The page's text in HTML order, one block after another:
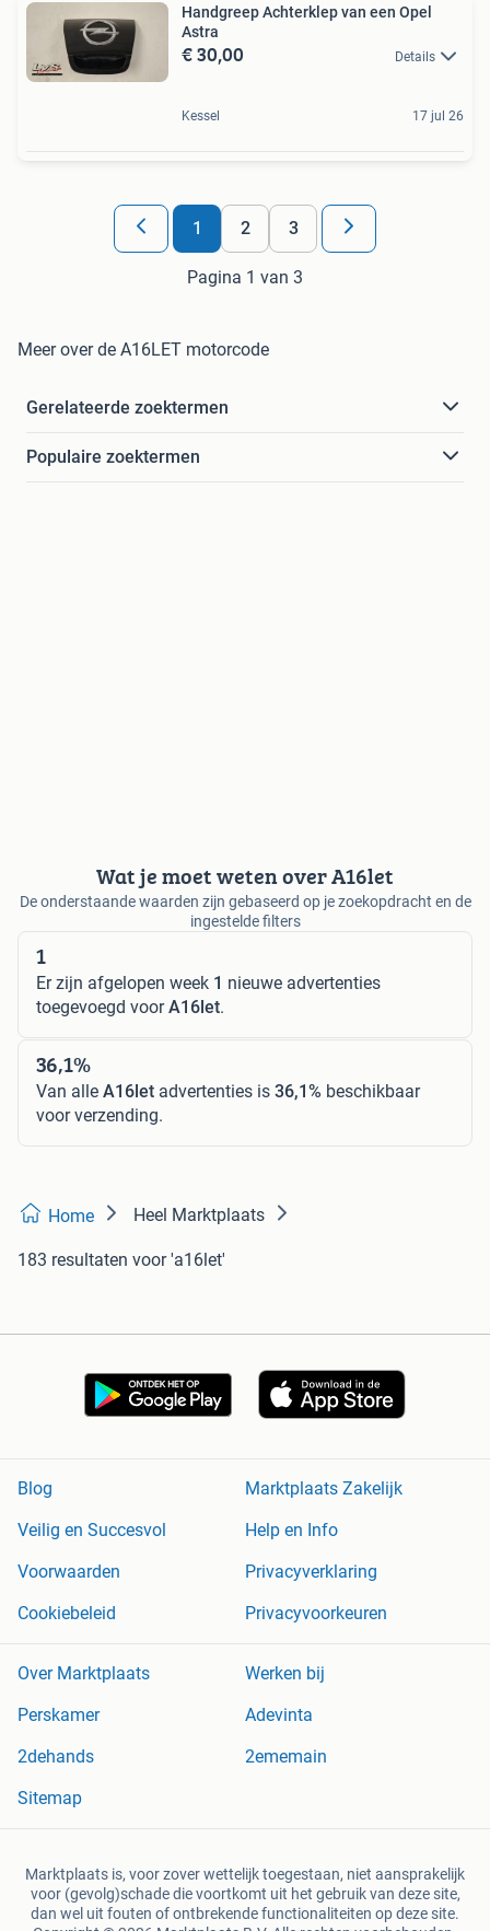
Handgreep Achterklep van een Opel
Astra
€ 30,00 Details
Kessel 17 jul 26
1 2 3
Pagina 1 van 3
Meer over de A16LET motorcode
Gerelateerde zoektermen
Populaire zoektermen
Wat je moet weten over A16let
De onderstaande waarden zijn gebaseerd op je zoekopdracht en de
ingestelde filters
1
Er zijn afgelopen week 1 nieuwe advertenties
toegevoegd voorA16let.
36,1%
Van alle A16let advertenties is 36,1% beschikbaar
voor verzending.
Home Heel Marktplaats
183 resultaten voor 'a16let'
Blog
Marktplaats Zakelijk
Veilig en Succesvol
Help en Info
Voorwaarden
Privacyverklaring
Cookiebeleid
Privacyvoorkeuren
Over Marktplaats
Werken bij
Perskamer
Adevinta
2dehands
2ememain
Sitemap
Marktplaats is, voor zover wettelijk toegestaan, niet aansprakelijk
voor (gevolg)schade die voortkomt uit het gebruik van deze site,
dan wel uit fouten of ontbrekende functionaliteiten op deze site.